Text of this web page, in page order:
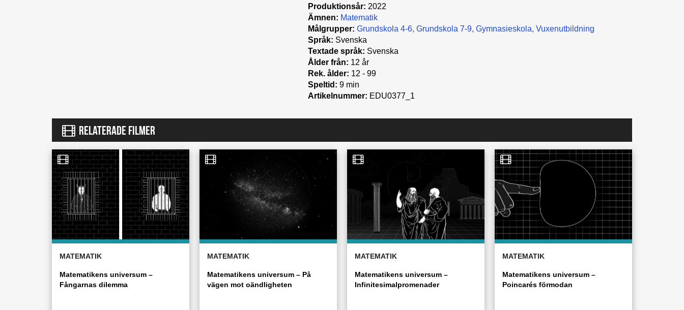
Produktionsår: 2022
Ämnen: Matematik
Målgrupper: Grundskola 4-6 Grundskola 7-9 Gymnasieskola Vuxenutbildning
Språk: Svenska
Textade språk: Svenska
Ålder från: 12 år
Rek. ålder: 12 - 99
Speltid: 9 min
Artikelnummer: EDU0377_1
RELATERADE FILMER
MATEMATIK
Matematikens universum –
Fångarnas dilemma
MATEMATIK
Matematikens universum – På
vägen mot oändligheten
MATEMATIK
Matematikens universum –
Infinitesimalpromenader
MATEMATIK
Matematikens universum –
Poincarés förmodan